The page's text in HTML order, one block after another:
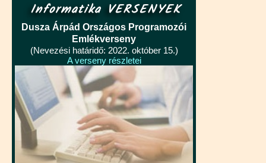
Informatika VERSENYEK
Dusza Árpád Országos Programozói
Emlékverseny
(Nevezési határidő: 2022. október 15.)
A verseny részletei